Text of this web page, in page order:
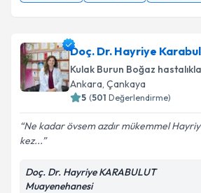
Doç. Dr. Hayriye
Kulak Burun Boğaz
Ankara, Çankaya
5 (501 Değerlendirme)
Ne kadar övsem azdır mükemmel
kez...
Doç. Dr. Hayriye KARABULUT
Muayenehanesi